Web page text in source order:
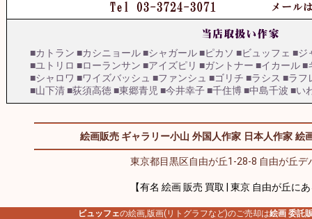
■カトラン ■カシニョール■シャガール■ピカソ ■ビュッフェ ■ジ
■ユトリロ ■ローランサン ■アイズピリ ■ガントナー ■イカール■
■シャロワ ■ワイズバッシュ ■ファンシュ ■ゴリチ ■ラシス ■ラフ
■山下清■荻須高徳■東郷青児 ■今井幸子■千住博■中島千波 ■い
絵画販売 ギャラリー小山 外国人作家 日本人作家 絵
東京都目黒区自由が丘1-28-8 自由が丘デ
【有名 絵画 販売 買取 | 東京 自由が丘に
ビュッフェの絵画,版画(リトグラフなど)のご売却は絵画 委託